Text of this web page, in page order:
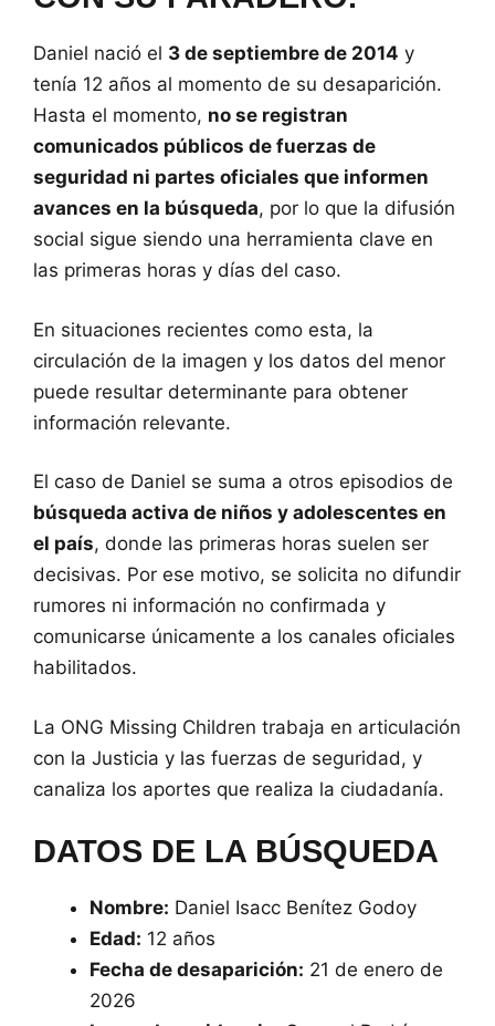
Daniel nació el 3 de septiembre de 2014 y
tenía 12 años al momento de su desaparición.
Hasta el momento, no se registran
comunicados públicos de fuerzas de
seguridad ni partes oficiales que informen
avances en la búsqueda, por lo que la difusión
social sigue siendo una herramienta clave en
las primeras horas y días del caso.
En situaciones recientes como esta, la
circulación de la imagen y los datos del menor
puede resultar determinante para obtener
información relevante.
El caso de Daniel se suma a otros episodios de
búsqueda activa de niños y adolescentes en
el país, donde las primeras horas suelen ser
decisivas. Por ese motivo, se solicita no difundir
rumores ni información no confirmada y
comunicarse únicamente a los canales oficiales
habilitados.
La ONG Missing Children trabaja en articulación
con la Justicia y las fuerzas de seguridad, y
canaliza los aportes que realiza la ciudadanía.
DATOS DE LA BÚSQUEDA
Nombre: Daniel Isacc Benítez Godoy
Edad: 12 años
Fecha de desaparición: 21 de enero de
2026